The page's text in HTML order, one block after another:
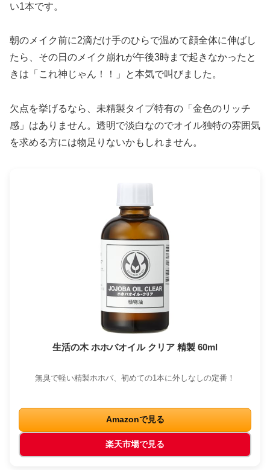
い1本です。
朝のメイク前に2滴だけ手のひらで温めて顔全体に伸ばし
たら、その日のメイク崩れが午後3時まで起きなかったと
きは「これ神じゃん！！」と本気で叫びました。
欠点を挙げるなら、未精製タイプ特有の「金色のリッチ
感」はありません。透明で淡白なのでオイル独特の雰囲気
を求める方には物足りないかもしれません。
生活の木 ホホバオイル クリア 精製 60ml
無臭で軽い精製ホホバ、初めての1本に外しなしの定番！
Amazonで見る
楽天市場で見る